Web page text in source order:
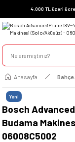
4.000 TL üzeri
Anasayfa Bahçe
Yeni
Bosch
Budama
06008C5002